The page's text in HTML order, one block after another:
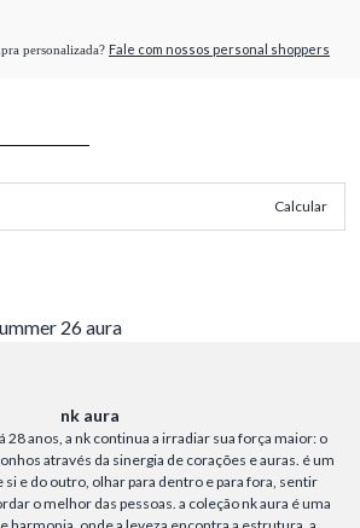
personalizada? Fale com nossos personal shoppers
Calcular
nk aura
28 anos, a nk continua a irradiar sua força maior: o
através da sinergia de corações e auras. é um
si e do outro, olhar para dentro e para fora, sentir
o melhor das pessoas. a coleção nk aura é uma